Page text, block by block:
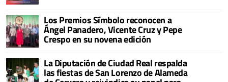
Los Premios Símbolo reconocen a
Ángel Panadero, Vicente Cruz y Pepe
Crespo en su novena edición
La Diputación de Ciudad Real respalda
las fiestas de San Lorenzo de Alameda